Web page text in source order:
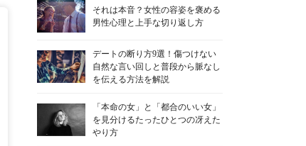
それは本音？女性の容姿を褒める
男性心理と上手な切り返し方
デートの断り方9選！傷つけない
自然な言い回しと普段から脈なし
を伝える方法を解説
「本命の女」と「都合のいい女」
を見分けるたったひとつの冴えた
やり方